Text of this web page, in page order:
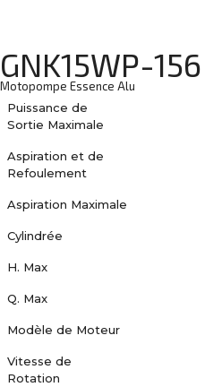
GNK15WP-156
Motopompe Essence Alu
Puissance de
Sortie Maximale
Aspiration et de
Refoulement
Aspiration Maximale
Cylindrée
H. Max
Q. Max
Modèle de Moteur
Vitesse de
Rotation